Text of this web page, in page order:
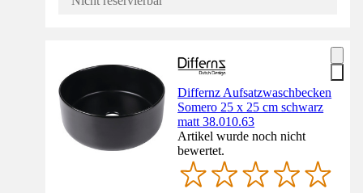
Differnz Aufsatzwaschbecken
Somero 25 x 25 cm schwarz
matt 38.010.63
Artikel wurde noch nicht
bewertet.